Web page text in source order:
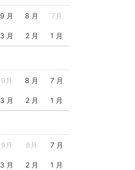
9 月 8 月 7月
3 月 2 月 1 月
9月 8 月 7 月
3 月 2 月 1 月
9月 8月 7 月
3 月 2 月 1 月